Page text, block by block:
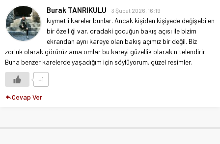
Burak TANRIKULU 3 Şubat 2026, 16:19
kıymetli kareler bunlar. Ancak kişiden kişiyede değişebilen
bir özelliği var. oradaki çocuğun bakış açısı ile bizim
ekrandan aynı kareye olan bakış açımız bir değil. Biz
zorluk olarak görürüz ama omlar bu kareyi güzellik olarak nitelendirir.
Buna benzer karelerde yaşadığım için söylüyorum. güzel resimler.
+1
Cevap Ver